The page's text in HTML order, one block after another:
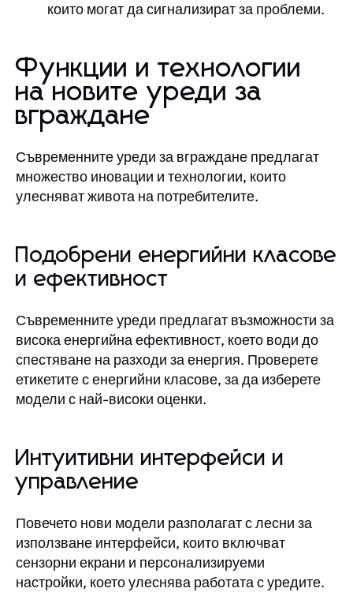
които могат да сигнализират за проблеми.
Функции и технологии
на новите уреди за
вграждане
Съвременните уреди за вграждане предлагат
множество иновации и технологии, които
улесняват живота на потребителите.
Подобрени енергийни класове
и ефективност
Съвременните уреди предлагат възможности за
висока енергийна ефективност, което води до
спестяване на разходи за енергия. Проверете
етикетите с енергийни класове, за да изберете
модели с най-високи оценки.
Интуитивни интерфейси и
управление
Повечето нови модели разполагат с лесни за
използване интерфейси, които включват
сензорни екрани и персонализируеми
настройки, което улеснява работата с уредите.